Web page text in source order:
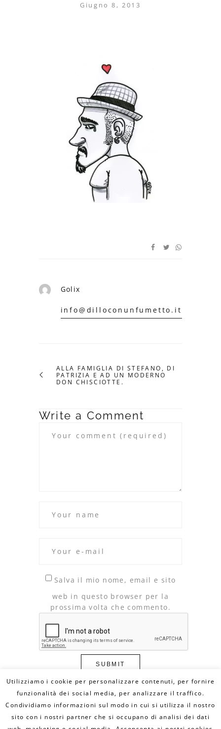
Giugno 8, 2013
Golix
info@dilloconunfumetto.it
ALLA FAMIGLIA DI STEFANO, DI
PATRIZIA E AD UN MODERNO
DON CHISCIOTTE.
Write a Comment
Salva il mio nome, email e sito
web in questo browser per la
prossima volta che commento.
© Copyright 2020 DILLO CON UN FUMETTO. All
Rights Reserved - MAIL:
info@dilloconunfumetto.it- TEL: 339.7079217 -
PRIVACY POLICY
COOKIE POLICY
Utilizziamo i cookie per personalizzare contenuti, per fornire
funzionalità dei social media, per analizzare il traffico.
Condividiamo informazioni sul modo in cui si utilizza il nostro
sito con i nostri partner che si occupano di analisi dei dati